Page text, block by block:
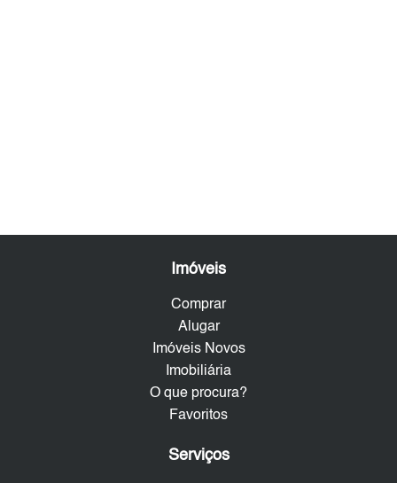
Imóveis
Comprar
Alugar
Imóveis Novos
Imobiliária
O que procura?
Favoritos
Serviços